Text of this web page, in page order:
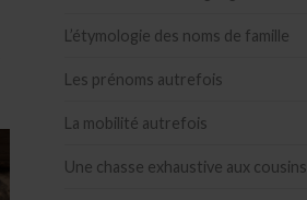
L’étymologie des noms de famille
Les prénoms autrefois
La mobilité autrefois
Une chasse exhaustive aux cousins